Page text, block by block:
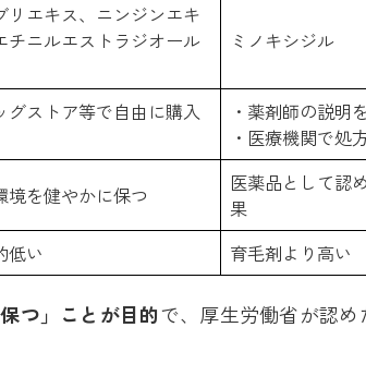
リエキス、ニンジンエキ
チニルエストラジオール
ミノキシジル
グストア等で自由に購入
・薬剤師の説明
・医療機関で処
境を健やかに保つ
医薬品として認
果
低い 育毛剤より高い
つ」ことが目的で、厚生労働省が認